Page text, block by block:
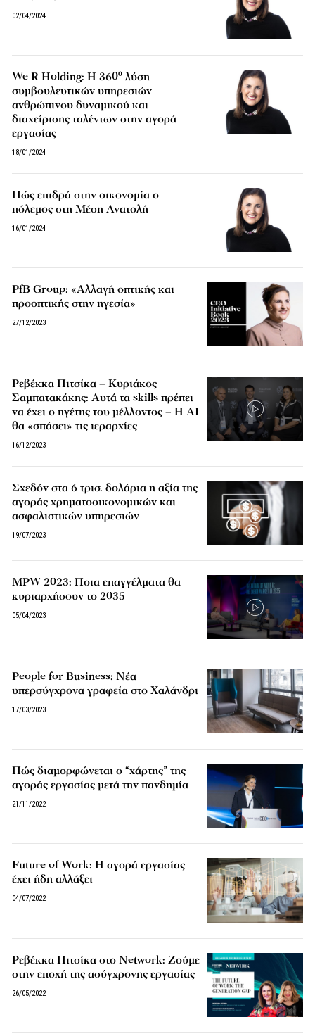
02/04/2024
We R Holding: Η 360⁰ λύση
συμβουλευτικών υπηρεσιών
ανθρώπινου δυναμικού και
διαχείρισης ταλέντων στην αγορά
εργασίας
18/01/2024
Πώς επιδρά στην οικονομία ο
πόλεμος στη Μέση Ανατολή
16/01/2024
PfB Group: «Αλλαγή οπτικής και
προοπτικής στην ηγεσία»
27/12/2023
Ρεβέκκα Πιτσίκα – Κυριάκος
Σαμπατακάκης: Αυτά τα skills πρέπει
να έχει ο ηγέτης του μέλλοντος – Η AI
θα «σπάσει» τις ιεραρχίες
16/12/2023
Σχεδόν στα 6 τρισ. δολάρια η αξία της
αγοράς χρηματοοικονομικών και
ασφαλιστικών υπηρεσιών
19/07/2023
MPW 2023: Ποια επαγγέλματα θα
κυριαρχήσουν το 2035
05/04/2023
People for Business: Νέα
υπερσύγχρονα γραφεία στο Χαλάνδρι
17/03/2023
Πώς διαμορφώνεται ο “χάρτης” της
αγοράς εργασίας μετά την πανδημία
21/11/2022
Future of Work: Η αγορά εργασίας
έχει ήδη αλλάξει
04/07/2022
Ρεβέκκα Πιτσίκα στο Network: Ζούμε
στην εποχή της ασύγχρονης εργασίας
26/05/2022